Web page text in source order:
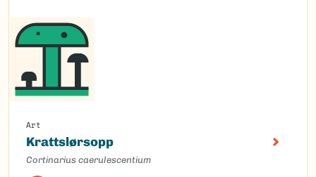
Art
Krattslørsopp
Cortinarius caerulescentium